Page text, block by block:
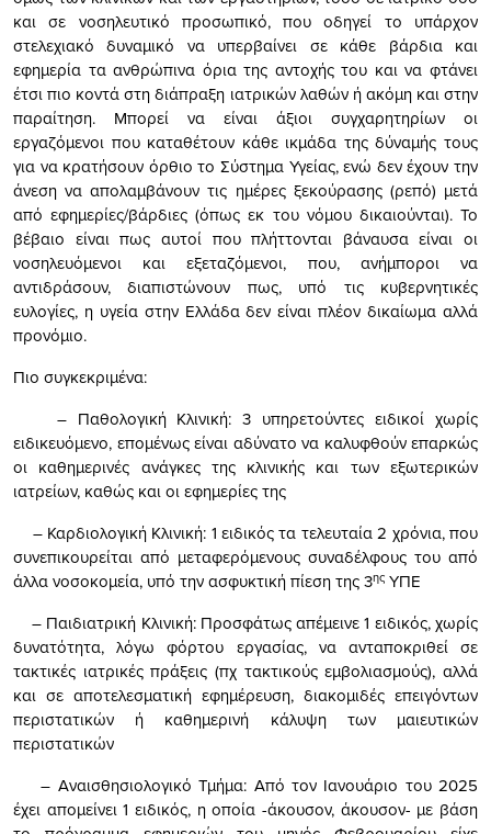
και σε νοσηλευτικό προσωπικό, που οδηγεί το υπάρχον
στελεχιακό δυναμικό να υπερβαίνει σε κάθε βάρδια και
εφημερία τα ανθρώπινα όρια της αντοχής του και να φτάνει
έτσι πιο κοντά στη διάπραξη ιατρικών λαθών ή ακόμη και στην
παραίτηση. Μπορεί να είναι άξιοι συγχαρητηρίων οι
εργαζόμενοι που καταθέτουν κάθε ικμάδα της δύναμής τους
για να κρατήσουν όρθιο το Σύστημα Υγείας, ενώ δεν έχουν την
άνεση να απολαμβάνουν τις ημέρες ξεκούρασης (ρεπό) μετά
από εφημερίες/βάρδιες (όπως εκ του νόμου δικαιούνται). Το
βέβαιο είναι πως αυτοί που πλήττονται βάναυσα είναι οι
νοσηλευόμενοι και εξεταζόμενοι, που, ανήμποροι να
αντιδράσουν, διαπιστώνουν πως, υπό τις κυβερνητικές
ευλογίες, η υγεία στην Ελλάδα δεν είναι πλέον δικαίωμα αλλά
προνόμιο.
Πιο συγκεκριμένα:
– Παθολογική Κλινική: 3 υπηρετούντες ειδικοί χωρίς
ειδικευόμενο, επομένως είναι αδύνατο να καλυφθούν επαρκώς
οι καθημερινές ανάγκες της κλινικής και των εξωτερικών
ιατρείων, καθώς και οι εφημερίες της
– Καρδιολογική Κλινική: 1 ειδικός τα τελευταία 2 χρόνια, που
συνεπικουρείται από μεταφερόμενους συναδέλφους του από
άλλα νοσοκομεία, υπό την ασφυκτική πίεση της 3ης ΥΠΕ
– Παιδιατρική Κλινική: Προσφάτως απέμεινε 1 ειδικός, χωρίς
δυνατότητα, λόγω φόρτου εργασίας, να ανταποκριθεί σε
τακτικές ιατρικές πράξεις (πχ τακτικούς εμβολιασμούς), αλλά
και σε αποτελεσματική εφημέρευση, διακομιδές επειγόντων
περιστατικών ή καθημερινή κάλυψη των μαιευτικών
περιστατικών
– Αναισθησιολογικό Τμήμα: Από τον Ιανουάριο του 2025
έχει απομείνει 1 ειδικός, η οποία -άκουσον, άκουσον- με βάση